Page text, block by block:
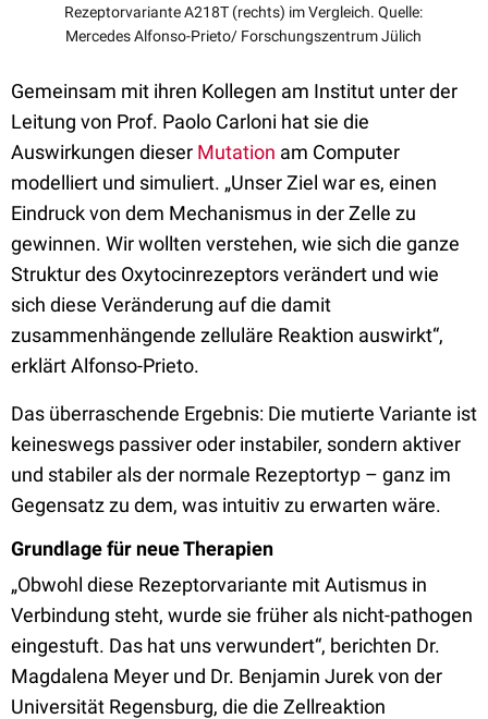
Rezeptorvariante A218T (rechts) im Vergleich. Quelle:
Mercedes Alfonso-Prieto/ Forschungszentrum Jülich
Gemeinsam mit ihren Kollegen am Institut unter der
Leitung von Prof. Paolo Carloni hat sie die
Auswirkungen dieser Mutation am Computer
modelliert und simuliert. „Unser Ziel war es, einen
Eindruck von dem Mechanismus in der Zelle zu
gewinnen. Wir wollten verstehen, wie sich die ganze
Struktur des Oxytocinrezeptors verändert und wie
sich diese Veränderung auf die damit
zusammenhängende zelluläre Reaktion auswirkt“,
erklärt Alfonso-Prieto.
Das überraschende Ergebnis: Die mutierte Variante ist
keineswegs passiver oder instabiler, sondern aktiver
und stabiler als der normale Rezeptortyp – ganz im
Gegensatz zu dem, was intuitiv zu erwarten wäre.
Grundlage für neue Therapien
„Obwohl diese Rezeptorvariante mit Autismus in
Verbindung steht, wurde sie früher als nicht-pathogen
eingestuft. Das hat uns verwundert“, berichten Dr.
Magdalena Meyer und Dr. Benjamin Jurek von der
Universität Regensburg, die die Zellreaktion